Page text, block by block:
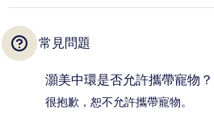
常見問題
灝美中環是否允許攜帶寵物？
很抱歉，恕不允許攜帶寵物。